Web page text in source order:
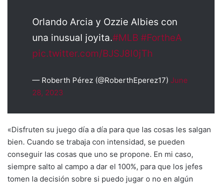
Orlando Arcia y Ozzie Albies con
una inusual joyita.#MLB #FortheA
pic.twitter.com/BJSJ8l0jTh
— Roberth Pérez (@RoberthEperez17) June
28, 2023
«Disfruten su juego día a día para que las cosas les salgan
bien. Cuando se trabaja con intensidad, se pueden
conseguir las cosas que uno se propone. En mi caso,
siempre salto al campo a dar el 100%, para que los jefes
tomen la decisión sobre si puedo jugar o no en algún